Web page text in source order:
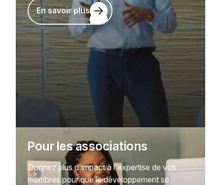
En savoir plus
Pour les associations
Donnez plus d'impact à l'expertise de vos
membres pour que le développement se